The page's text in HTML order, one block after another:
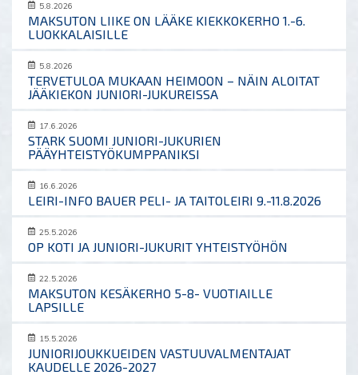
5.8.2026
MAKSUTON LIIKE ON LÄÄKE KIEKKOKERHO 1.-6.
LUOKKALAISILLE
5.8.2026
TERVETULOA MUKAAN HEIMOON – NÄIN ALOITAT
JÄÄKIEKON JUNIORI-JUKUREISSA
17.6.2026
STARK SUOMI JUNIORI-JUKURIEN
PÄÄYHTEISTYÖKUMPPANIKSI
16.6.2026
LEIRI-INFO BAUER PELI- JA TAITOLEIRI 9.-11.8.2026
25.5.2026
OP KOTI JA JUNIORI-JUKURIT YHTEISTYÖHÖN
22.5.2026
MAKSUTON KESÄKERHO 5-8- VUOTIAILLE
LAPSILLE
15.5.2026
JUNIORIJOUKKUEIDEN VASTUUVALMENTAJAT
KAUDELLE 2026-2027